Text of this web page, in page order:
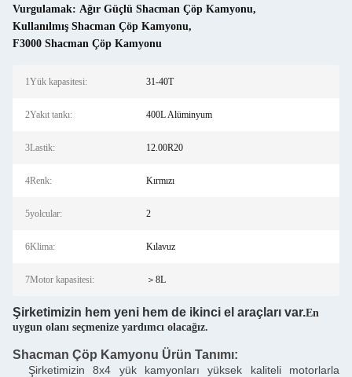
Vurgulamak: Ağır Güçlü Shacman Çöp Kamyonu,
Kullanılmış Shacman Çöp Kamyonu,
F3000 Shacman Çöp Kamyonu
1Yük kapasitesi: 31-40T
2Yakıt tankı: 400L Alüminyum
3Lastik: 12.00R20
4Renk: Kırmızı
5yolcular: 2
6Klima: Kılavuz
7Motor kapasitesi: ＞8L
Şirketimizin hem yeni hem de ikinci el araçları var.En
uygun olanı seçmenize yardımcı olacağız.
Shacman Çöp Kamyonu Ürün Tanımı:
Şirketimizin 8x4 yük kamyonları yüksek kaliteli motorlarla